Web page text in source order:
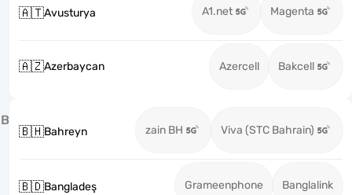
🇦🇹Avusturya A1.net Magenta
🇦🇿Azerbaycan Azercell Bakcell
B
🇧🇭Bahreyn zain BH Viva (STC Bahrain)
🇧🇩Bangladeş Grameenphone Banglalink